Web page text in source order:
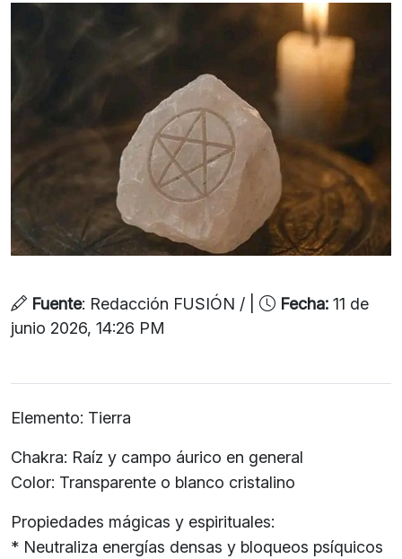
Fuente: Redacción FUSIÓN / | Fecha: 11 de
junio 2026, 14:26 PM
Elemento: Tierra
Chakra: Raíz y campo áurico en general
Color: Transparente o blanco cristalino
Propiedades mágicas y espirituales:
* Neutraliza energías densas y bloqueos psíquicos